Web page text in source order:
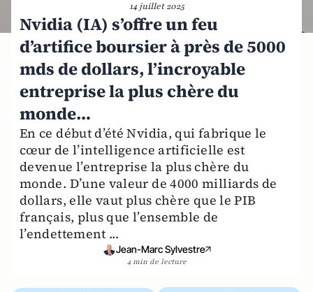
14 juillet 2025
Nvidia (IA) s’offre un feu
d’artifice boursier à près de 5000
mds de dollars, l’incroyable
entreprise la plus chère du
monde…
En ce début d’été Nvidia, qui fabrique le
cœur de l’intelligence artificielle est
devenue l’entreprise la plus chère du
monde. D’une valeur de 4000 milliards de
dollars, elle vaut plus chère que le PIB
français, plus que l’ensemble de
l’endettement ...
Jean-Marc Sylvestre
4 min de lecture